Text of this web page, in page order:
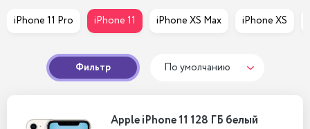
iPhone 11 Pro iPhone 11 iPhone XS Max iPhone XS
Фильтр По умолчанию
Apple iPhone 11 128 ГБ белый